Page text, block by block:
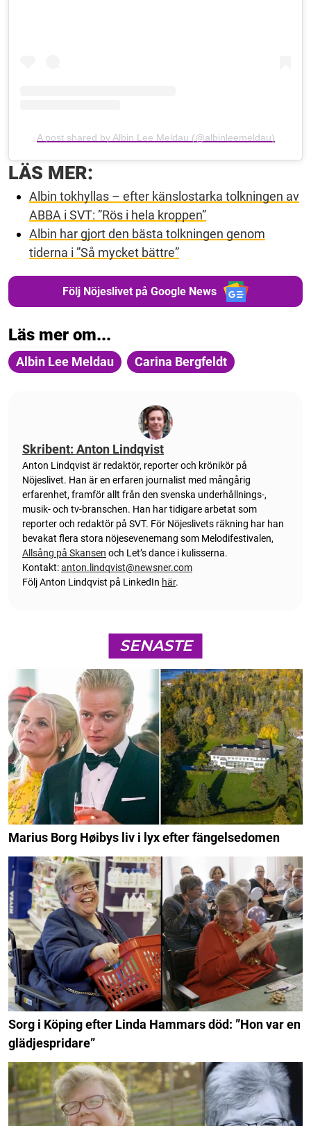
A post shared by Albin Lee Meldau (@albinleemeldau)
LÄS MER:
Albin tokhyllas – efter känslostarka tolkningen av
ABBA i SVT: ”Rös i hela kroppen”
Albin har gjort den bästa tolkningen genom
tiderna i ”Så mycket bättre”
Följ Nöjeslivet på Google News
Läs mer om...
Albin Lee Meldau Carina Bergfeldt
Skribent: Anton Lindqvist
Anton Lindqvist är redaktör, reporter och krönikör på
Nöjeslivet. Han är en erfaren journalist med mångårig
erfarenhet, framför allt från den svenska underhållnings-,
musik- och tv-branschen. Han har tidigare arbetat som
reporter och redaktör på SVT. För Nöjeslivets räkning har han
bevakat flera stora nöjesevenemang som Melodifestivalen,
Allsång på Skansen och Let’s dance i kulisserna.
Kontakt:anton.lindqvist@newsner.com
Följ Anton Lindqvist på LinkedIn här.
SENASTE
Marius Borg Høibys liv i lyx efter fängelsedomen
Sorg i Köping efter Linda Hammars död: ”Hon var en
glädjespridare”